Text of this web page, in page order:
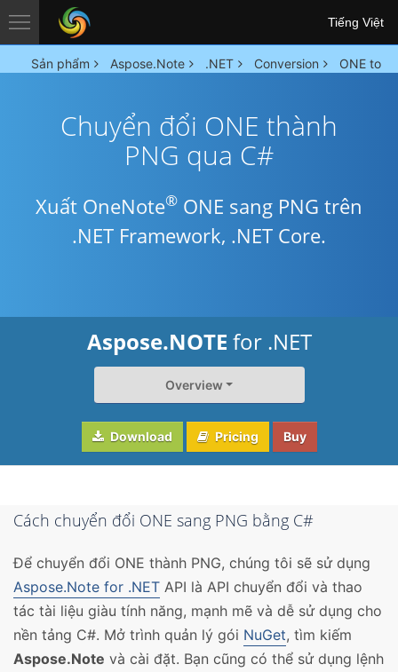
Tiếng Việt
Sản phẩm Aspose.Note .NET Conversion ONE to
Chuyển đổi ONE thành
PNG qua C#
Xuất OneNote® ONE sang PNG trên
.NET Framework, .NET Core.
Aspose.NOTE for .NET
Overview
Download Pricing Buy
Cách chuyển đổi ONE sang PNG bằng C#
Để chuyển đổi ONE thành PNG, chúng tôi sẽ sử dụng
Aspose.Note for .NET API là API chuyển đổi và thao
tác tài liệu giàu tính năng, mạnh mẽ và dễ sử dụng cho
nền tảng C#. Mở trình quản lý gói NuGet, tìm kiếm
Aspose.Note và cài đặt. Bạn cũng có thể sử dụng lệnh